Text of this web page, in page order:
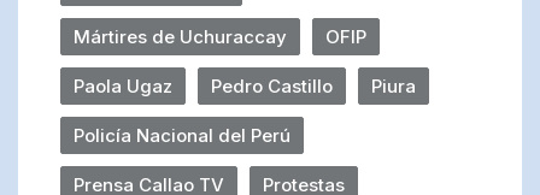
Mártires de Uchuraccay OFIP
Paola Ugaz Pedro Castillo Piura
Policía Nacional del Perú
Prensa Callao TV Protestas